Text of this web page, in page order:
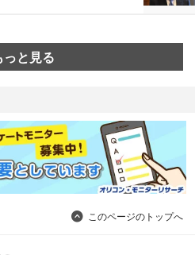
っと見る
このページのトップへ